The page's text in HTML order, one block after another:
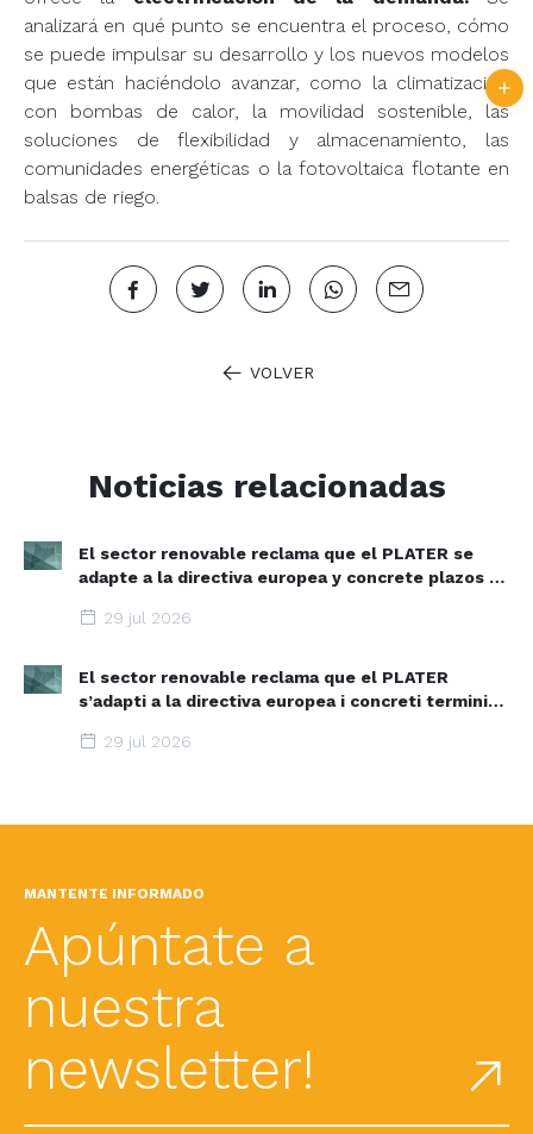
analizará en qué punto se encuentra el proceso, cómo
se puede impulsar su desarrollo y los nuevos modelos
que están haciéndolo avanzar, como la climatización
con bombas de calor, la movilidad sostenible, las
soluciones de flexibilidad y almacenamiento, las
comunidades energéticas o la fotovoltaica flotante en
balsas de riego.
VOLVER
Noticias relacionadas
El sector renovable reclama que el PLATER se
adapte a la directiva europea y concrete plazos y
29 jul 2026
El sector renovable reclama que el PLATER
s’adapti a la directiva europea i concreti terminis i
29 jul 2026
MANTENTE INFORMADO
Apúntate a
nuestra
newsletter!